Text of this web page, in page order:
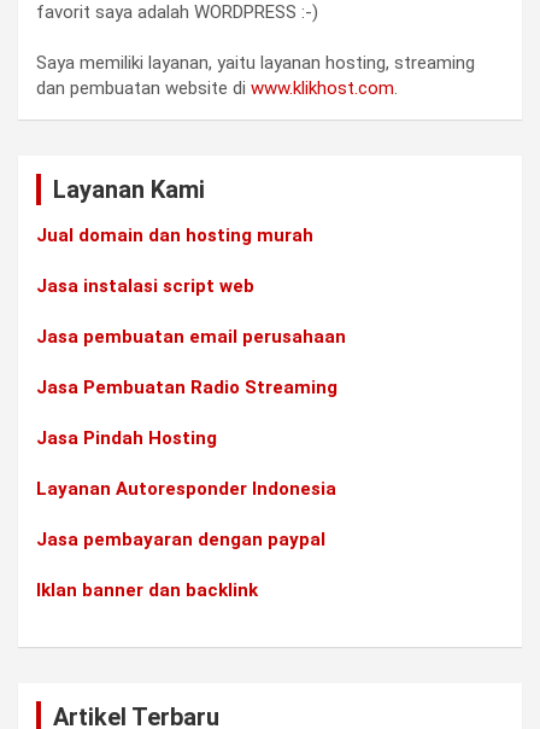
favorit saya adalah WORDPRESS :-)
Saya memiliki layanan, yaitu layanan hosting, streaming
dan pembuatan website di www.klikhost.com.
Layanan Kami
Jual domain dan hosting murah
Jasa instalasi script web
Jasa pembuatan email perusahaan
Jasa Pembuatan Radio Streaming
Jasa Pindah Hosting
Layanan Autoresponder Indonesia
Jasa pembayaran dengan paypal
Iklan banner dan backlink
Artikel Terbaru